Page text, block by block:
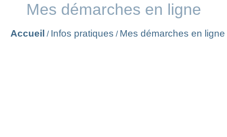
Mes démarches en ligne
Accueil / Infos pratiques / Mes démarches en ligne